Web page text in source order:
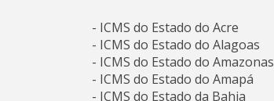
- ICMS do Estado do Acre
- ICMS do Estado do Alagoas
- ICMS do Estado do Amazonas
- ICMS do Estado do Amapá
- ICMS do Estado da Bahia